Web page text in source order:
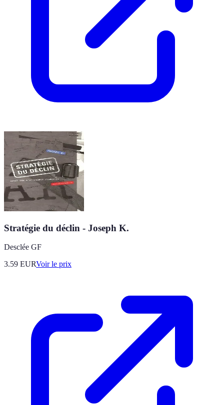
Stratégie du déclin - Joseph K.
Desclée GF
3.59 EURVoir le prix